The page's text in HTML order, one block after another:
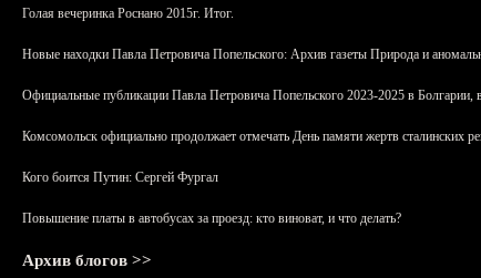
Голая вечеринка Роснано 2015г. Итог.
Новые находки Павла Петровича Попельского: Архив газеты Природа и
Официальные публикации Павла Петровича Попельского 2023-2025 в Болгарии,
Комсомольск официально продолжает отмечать День памяти жертв сталинских
Кого боится Путин: Сергей Фургал
Повышение платы в автобусах за проезд: кто виноват, и что делать?
Архив блогов >>